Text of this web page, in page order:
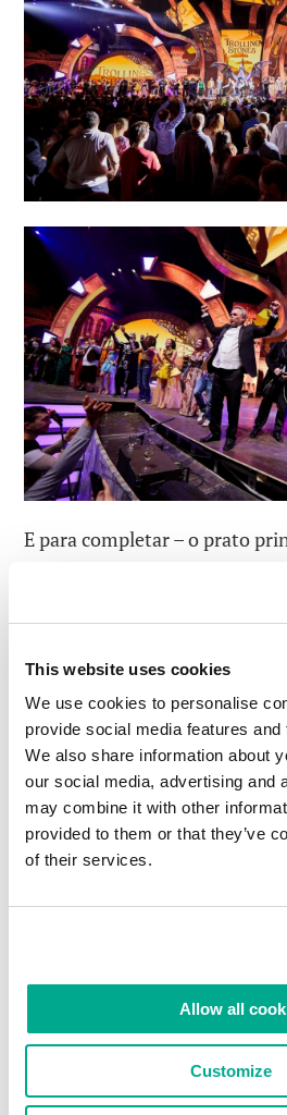
This website uses cookies
We use cookies to personalise
provide social media features
We also share information about
our social media, advertising and
may combine it with other
provided to them or that they’ve
of their services.
Allow all
Customize
E para completar – o prato